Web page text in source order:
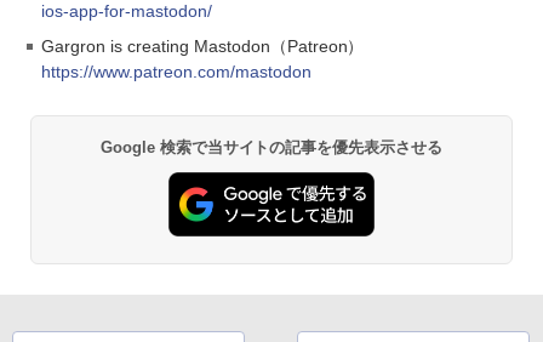
ios-app-for-mastodon/
Gargron is creating Mastodon（Patreon）
https://www.patreon.com/mastodon
Google 検索で当サイトの記事を優先表示させる